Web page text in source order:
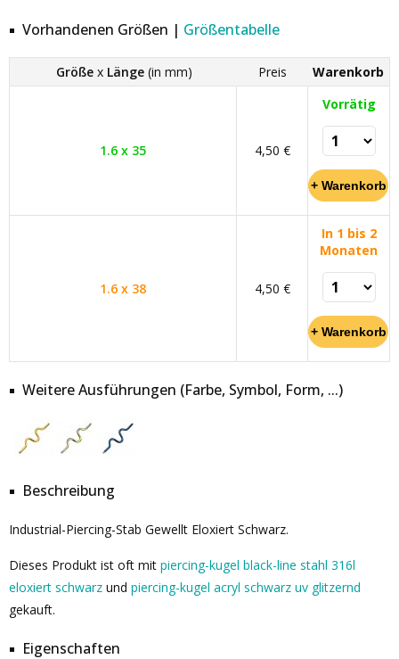
Vorhandenen Größen | Größentabelle
Größex Länge(in mm) Preis Warenkorb
1.6 x 35 4,50 €
Vorrätig
1.6 x 38 4,50 €
In 1 bis 2
Monaten
Weitere Ausführungen (Farbe, Symbol, Form, ...)
Beschreibung
Industrial-Piercing-Stab Gewellt Eloxiert Schwarz.
Dieses Produkt ist oft mit piercing-kugel black-line stahl 316l
eloxiert schwarz und piercing-kugel acryl schwarz uv glitzernd
gekauft.
Eigenschaften